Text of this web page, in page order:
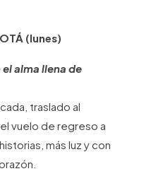
(lunes)
alma llena de
traslado al
vuelo de regreso a
más luz y con